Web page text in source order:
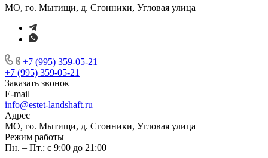
МО, го. Мытищи, д. Сгонники, Угловая улица
+7 (995) 359-05-21
+7 (995) 359-05-21
Заказать звонок
E-mail
info@estet-landshaft.ru
Адрес
МО, го. Мытищи, д. Сгонники, Угловая улица
Режим работы
Пн. – Пт.: с 9:00 до 21:00